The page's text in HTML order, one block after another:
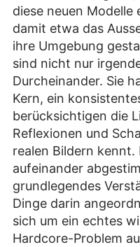
diese neuen Modelle
damit etwa das
ihre Umgebung
sind nicht nur
Durcheinander. Sie
Kern, ein
berücksichtigen die
Reflexionen und
realen Bildern
aufeinander
grundlegendes
Dinge darin
sich um ein echtes
Hardcore-Problem